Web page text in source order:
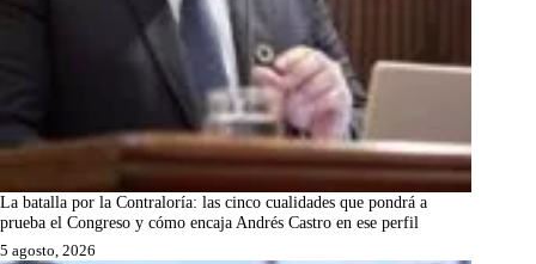
La batalla por la Contraloría: las cinco cualidades que pondrá a
prueba el Congreso y cómo encaja Andrés Castro en ese perfil
5 agosto, 2026